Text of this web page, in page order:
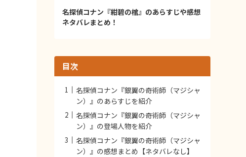
名探偵コナン『紺碧の棺』のあらすじや感想
ネタバレまとめ！
目次
名探偵コナン『銀翼の奇術師（マジシャ
ン）』のあらすじを紹介
名探偵コナン『銀翼の奇術師（マジシャ
ン）』の登場人物を紹介
名探偵コナン『銀翼の奇術師（マジシャ
ン）』の感想まとめ【ネタバレなし】